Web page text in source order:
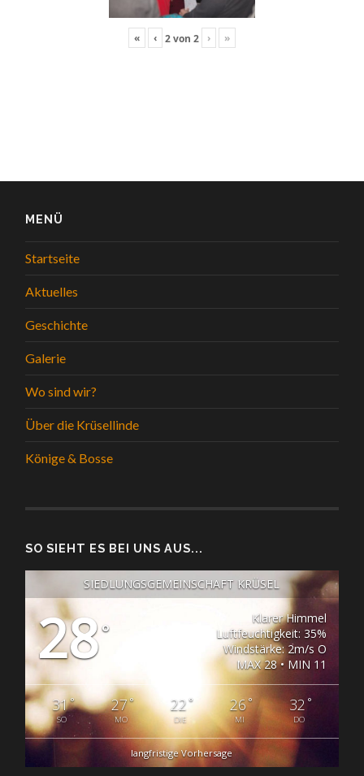
« ‹ 2von 2 › »
MENÜ
Startseite
Aktuelles
Geschichte
Galerie
Wo sind wir?
Über die Krüsellinde
Könige & Bosse
SO SIEHT ES BEI UNS AUS...
SIEDLUNGSGEMEINSCHAFT KRÜSEL
28°
Klarer Himmel
Luftfeuchtigkeit: 35%
Windstärke: 2m/s O
MAX 28 • MIN 11
31°
SO
27°
MO
22 °
DIE
26°
MI
32 °
DO
langfristige Vorhersage